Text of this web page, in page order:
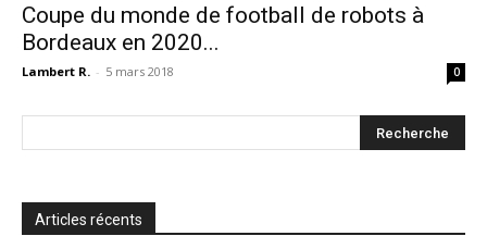
Coupe du monde de football de robots à
Bordeaux en 2020...
Lambert R. - 5 mars 2018 0
Articles récents